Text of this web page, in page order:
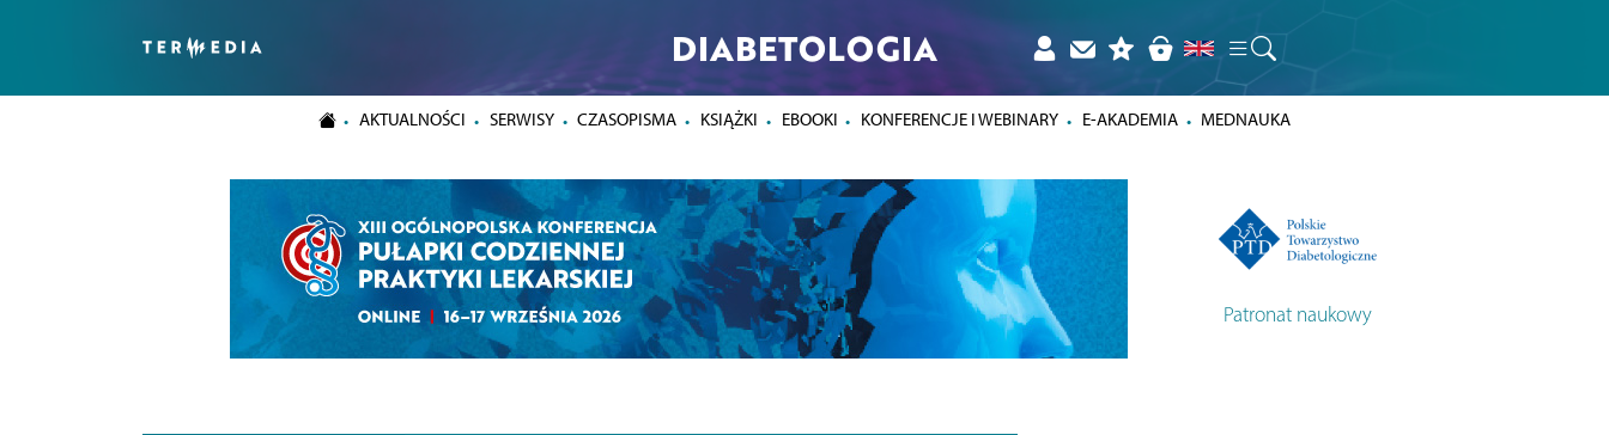
DIABETOLOGIA
AKTUALNOŚCI SERWISY CZASOPISMA KSIĄŻKI EBOOKI KONFERENCJE I WEBINARY E-AKADEMIA MEDNAUKA
Patronat naukowy